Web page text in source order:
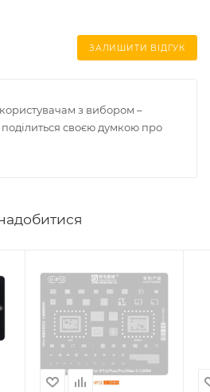
ЗАЛИШИТИ ВІДГУК
з вибором –
своєю думкою про